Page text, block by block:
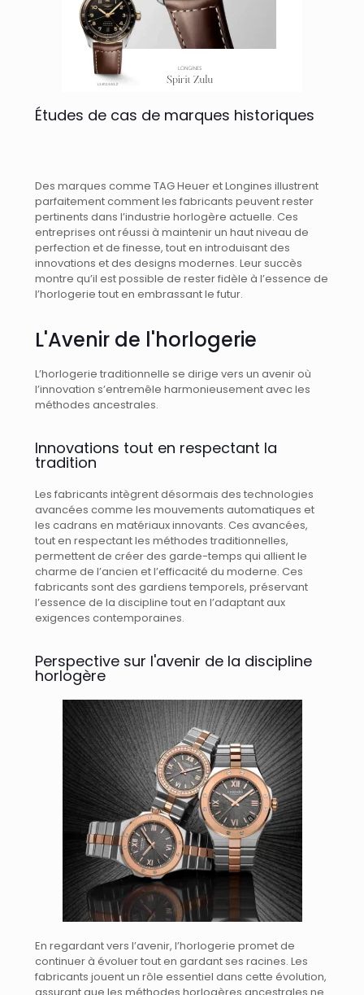
Études de cas de marques historiques
Des marques comme TAG Heuer et Longines illustrent
parfaitement comment les fabricants peuvent rester
pertinents dans l’industrie horlogère actuelle. Ces
entreprises ont réussi à maintenir un haut niveau de
perfection et de finesse, tout en introduisant des
innovations et des designs modernes. Leur succès
montre qu’il est possible de rester fidèle à l’essence de
l’horlogerie tout en embrassant le futur.
L'Avenir de l'horlogerie
L’horlogerie traditionnelle se dirige vers un avenir où
l’innovation s’entremêle harmonieusement avec les
méthodes ancestrales.
Innovations tout en respectant la
tradition
Les fabricants intègrent désormais des technologies
avancées comme les mouvements automatiques et
les cadrans en matériaux innovants. Ces avancées,
tout en respectant les méthodes traditionnelles,
permettent de créer des garde-temps qui allient le
charme de l’ancien et l’efficacité du moderne. Ces
fabricants sont des gardiens temporels, préservant
l’essence de la discipline tout en l’adaptant aux
exigences contemporaines.
Perspective sur l'avenir de la discipline
horlogère
En regardant vers l’avenir, l’horlogerie promet de
continuer à évoluer tout en gardant ses racines. Les
fabricants jouent un rôle essentiel dans cette évolution,